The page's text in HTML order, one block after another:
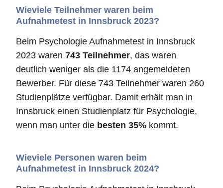
Wieviele Teilnehmer waren beim
Aufnahmetest in Innsbruck 2023?
Beim Psychologie Aufnahmetest in Innsbruck
2023 waren 743 Teilnehmer, das waren
deutlich weniger als die 1174 angemeldeten
Bewerber. Für diese 743 Teilnehmer waren 260
Studienplätze verfügbar. Damit erhält man in
Innsbruck einen Studienplatz für Psychologie,
wenn man unter die besten 35% kommt.
Wieviele Personen waren beim
Aufnahmetest in Innsbruck 2024?